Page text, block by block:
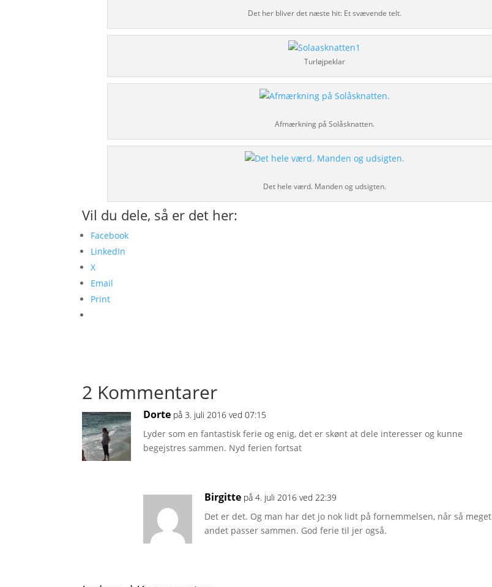
Det her bliver det næste hit: Et svævende telt.
Turløjpeklar
Afmærkning på Solåsknatten.
Det hele værd. Manden og udsigten.
Vil du dele, så er det her:
Facebook
LinkedIn
X
Email
Print
2 Kommentarer
Dorte på 3. juli 2016 ved 07:15
Lyder som en fantastisk ferie og enig, det er skønt at dele interesser og kunne
begejstres sammen. Nyd ferien fortsat
Birgitte på 4. juli 2016 ved 22:39
Det er det. Og man har det jo nok lidt på fornemmelsen, når så meget
andet passer sammen. God ferie til jer også.